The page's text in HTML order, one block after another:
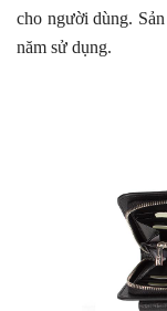
cho người dùng.
năm sử dụng.